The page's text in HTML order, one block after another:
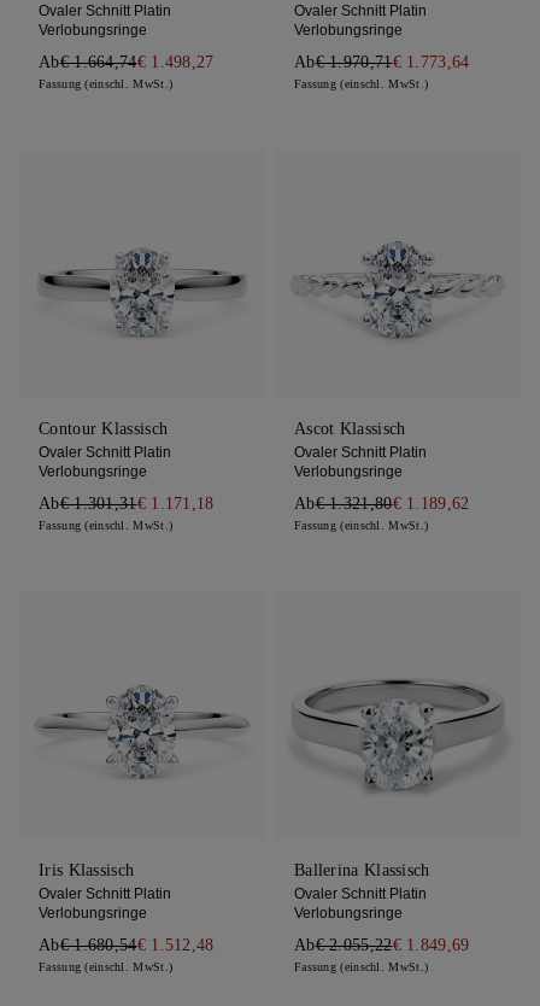
Ovaler Schnitt Platin
Verlobungsringe
Ab€ 1.664,74€ 1.498,27
Fassung (einschl. MwSt.)
Ovaler Schnitt Platin
Verlobungsringe
Ab€ 1.970,71€ 1.773,64
Fassung (einschl. MwSt.)
Contour Klassisch
Ovaler Schnitt Platin
Verlobungsringe
Ab€ 1.301,31€ 1.171,18
Fassung (einschl. MwSt.)
Ascot Klassisch
Ovaler Schnitt Platin
Verlobungsringe
Ab€ 1.321,80€ 1.189,62
Fassung (einschl. MwSt.)
Iris Klassisch
Ovaler Schnitt Platin
Verlobungsringe
Ab€ 1.680,54€ 1.512,48
Fassung (einschl. MwSt.)
Ballerina Klassisch
Ovaler Schnitt Platin
Verlobungsringe
Ab€ 2.055,22€ 1.849,69
Fassung (einschl. MwSt.)